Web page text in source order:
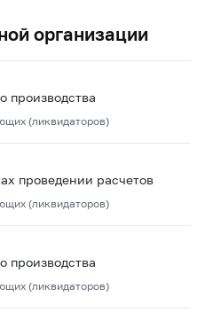
организации
производства
(ликвидаторов)
проведении расчетов
(ликвидаторов)
производства
(ликвидаторов)